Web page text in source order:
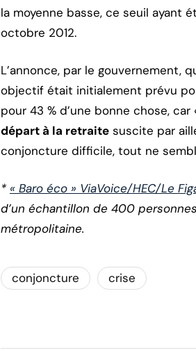
la moyenne basse, ce seuil ayant
octobre 2012.
L’annonce, par le gouvernement,
objectif était initialement prévu
pour 43 % d’une bonne chose, car
départ à la retraite suscite par
conjoncture difficile, tout ne
* « Baro éco » ViaVoice/HEC/Le
d’un échantillon de 400
métropolitaine.
conjoncture crise